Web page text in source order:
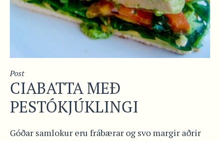
Post
CIABATTA MEÐ
PESTÓKJÚKLINGI
Góðar samlokur eru frábærar og svo margir aðrir